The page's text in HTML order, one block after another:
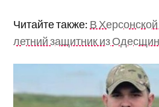
Читайте также: В
летний защитник из